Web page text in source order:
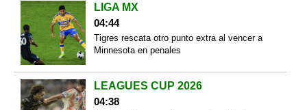
LIGA MX
04:44
Tigres rescata otro punto extra al vencer a
Minnesota en penales
LEAGUES CUP 2026
04:38